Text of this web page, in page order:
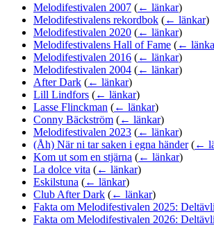
Melodifestivalen 2007 (← länkar)
Melodifestivalens rekordbok (← länkar)
Melodifestivalen 2020 (← länkar)
Melodifestivalens Hall of Fame (←
Melodifestivalen 2016 (← länkar)
Melodifestivalen 2004 (← länkar)
After Dark (← länkar)
Lill Lindfors (← länkar)
Lasse Flinckman (← länkar)
Conny Bäckström (← länkar)
Melodifestivalen 2023 (← länkar)
(Åh) När ni tar saken i egna händer (←
Kom ut som en stjärna (← länkar)
La dolce vita (← länkar)
Eskilstuna (← länkar)
Club After Dark (← länkar)
Fakta om Melodifestivalen 2025:
Fakta om Melodifestivalen 2026: